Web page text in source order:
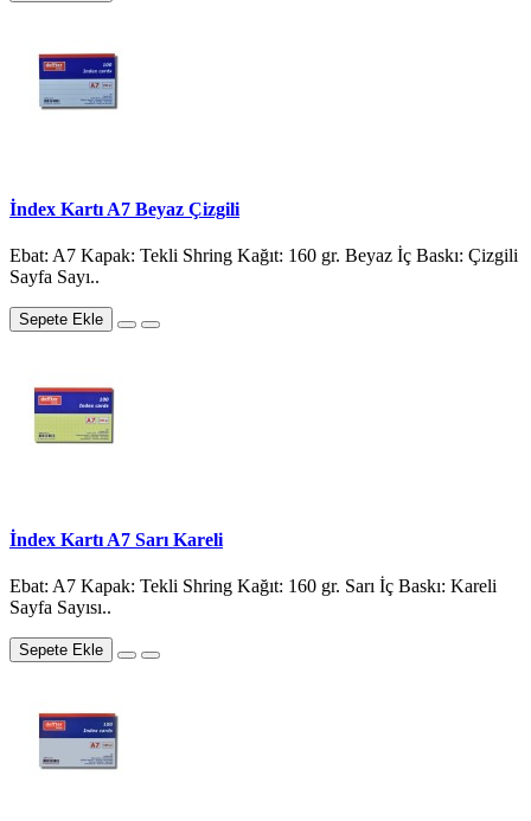
İndex Kartı A7 Beyaz Çizgili
Ebat: A7 Kapak: Tekli Shring Kağıt: 160 gr. Beyaz İç Baskı: Çizgili
Sayfa Sayı..
Sepete Ekle
İndex Kartı A7 Sarı Kareli
Ebat: A7 Kapak: Tekli Shring Kağıt: 160 gr. Sarı İç Baskı: Kareli
Sayfa Sayısı..
Sepete Ekle